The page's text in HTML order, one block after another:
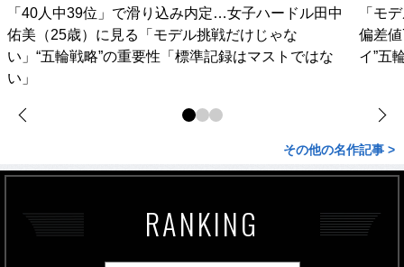
「40人中39位」で滑り込み内定…女子ハードル田中
佑美（25歳）に見る「モデル挑戦だけじゃな
い」“五輪戦略”の重要性「標準記録はマストではな
い」
「モ
偏差
イ”五
その他の名作記事 >
RANKING